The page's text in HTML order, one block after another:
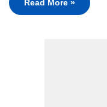
Read More »